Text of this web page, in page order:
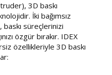
3D baskı
İki bağımsız
baskı süreçlerinizi
özgür bırakır. IDEX
özellikleriyle 3D baskı